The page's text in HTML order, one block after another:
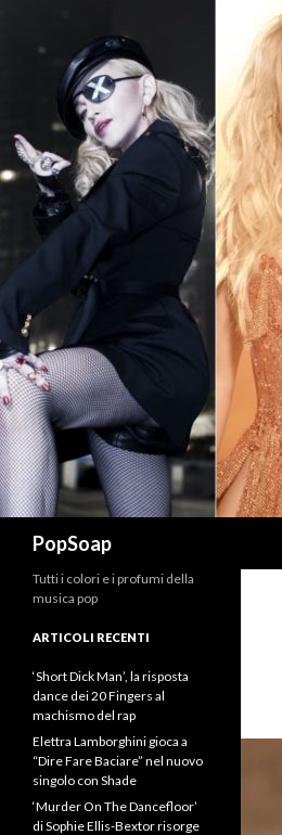
PopSoap
Tutti i colori e i profumi della
musica pop
ARTICOLI RECENTI
‘Short Dick Man’, la risposta
dance dei 20 Fingers al
machismo del rap
Elettra Lamborghini gioca a
“Dire Fare Baciare” nel nuovo
singolo con Shade
‘Murder On The Dancefloor’
di Sophie Ellis-Bextor risorge